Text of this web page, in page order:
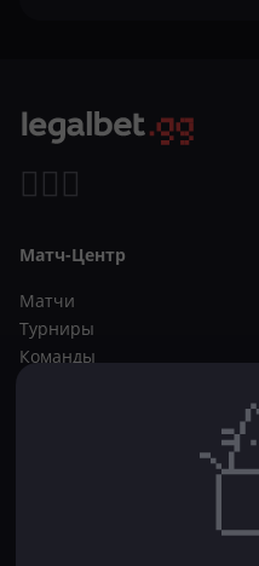
Матч-Центр
Матчи
Турниры
Команды